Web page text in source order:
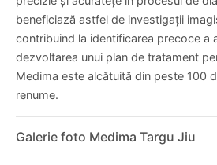
beneficiază astfel de investigații
contribuind la identificarea precoce a
dezvoltarea unui plan de tratament
Medima este alcătuită din peste 100
renume.
Galerie foto Medima Targu Jiu